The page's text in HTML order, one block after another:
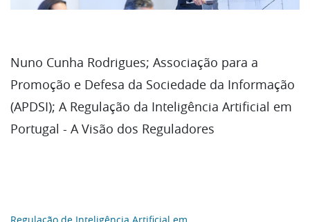
Nuno Cunha Rodrigues; Associação para a
Promoção e Defesa da Sociedade da Informação
(APDSI); A Regulação da Inteligência Artificial em
Portugal - A Visão dos Reguladores